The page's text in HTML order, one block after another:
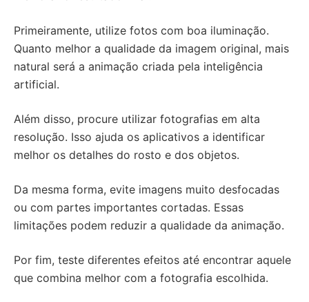
Primeiramente, utilize fotos com boa iluminação.
Quanto melhor a qualidade da imagem original, mais
natural será a animação criada pela inteligência
artificial.
Além disso, procure utilizar fotografias em alta
resolução. Isso ajuda os aplicativos a identificar
melhor os detalhes do rosto e dos objetos.
Da mesma forma, evite imagens muito desfocadas
ou com partes importantes cortadas. Essas
limitações podem reduzir a qualidade da animação.
Por fim, teste diferentes efeitos até encontrar aquele
que combina melhor com a fotografia escolhida.